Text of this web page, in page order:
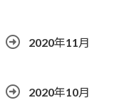
2020年11月
2020年10月